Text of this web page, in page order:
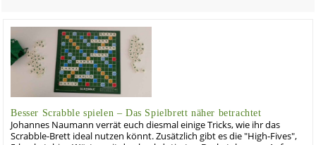
Besser Scrabble spielen – Das Spielbrett näher betrachtet
Johannes Naumann verrät euch diesmal einige Tricks, wie ihr das
Scrabble-Brett ideal nutzen könnt. Zusätzlich gibt es die "High-Fives",